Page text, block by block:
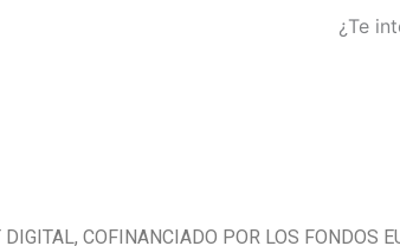
¿Te
COFINANCIADO POR LOS FONDOS